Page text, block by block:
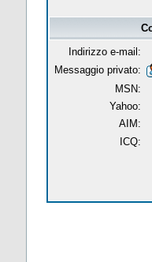
Indirizzo e-mail:
Messaggio privato:
MSN:
Yahoo:
AIM:
ICQ: